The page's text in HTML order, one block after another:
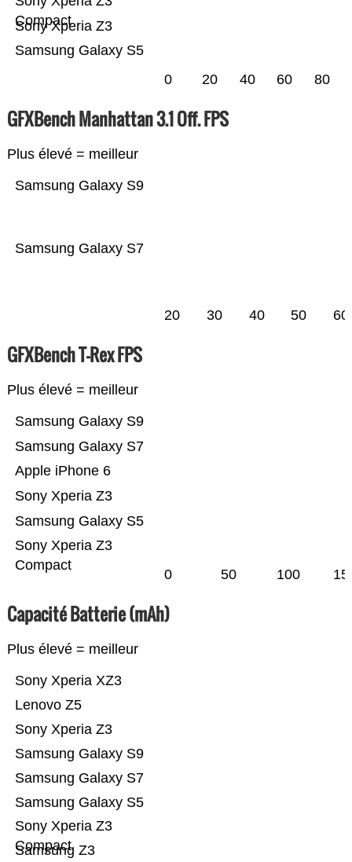
Samsung Galaxy S5
Sony Xperia Z3
Compact
0 20 40 60 80
GFXBench Manhattan 3.1 Off. FPS
Plus élevé = meilleur
Samsung Galaxy S7
Samsung Galaxy S9
20 30 40 50 60
GFXBench T-Rex FPS
Plus élevé = meilleur
Sony Xperia Z3
Compact
Samsung Galaxy S5
Sony Xperia Z3
Apple iPhone 6
Samsung Galaxy S7
Samsung Galaxy S9
0 50 100
Capacité Batterie (mAh)
Plus élevé = meilleur
Samsung Z3
Sony Xperia Z3
Compact
Samsung Galaxy S5
Samsung Galaxy S7
Samsung Galaxy S9
Sony Xperia Z3
Lenovo Z5
Sony Xperia XZ3